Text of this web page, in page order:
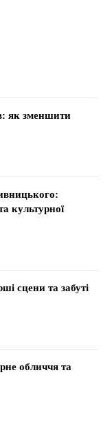
як зменшити
культурної
сцени та забуті
обличчя та